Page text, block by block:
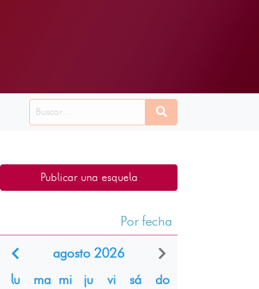
Publicar una esquela
Por fecha
agosto 2026
lu
ma mi ju vi sá
do